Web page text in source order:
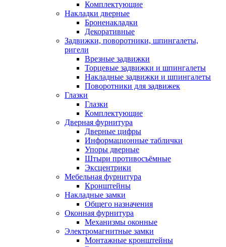
Комплектующие
Накладки дверные
Броненакладки
Декоративные
Задвижки, поворотники, шпингалеты,
ригели
Врезные задвижки
Торцевые задвижки и шпингалеты
Накладные задвижки и шпингалеты
Поворотники для задвижек
Глазки
Глазки
Комплектующие
Дверная фурнитура
Дверные цифры
Информационные таблички
Упоры дверные
Штыри противосъёмные
Эксцентрики
Мебельная фурнитура
Кронштейны
Накладные замки
Общего назначения
Оконная фурнитура
Механизмы оконные
Электромагнитные замки
Монтажные кронштейны